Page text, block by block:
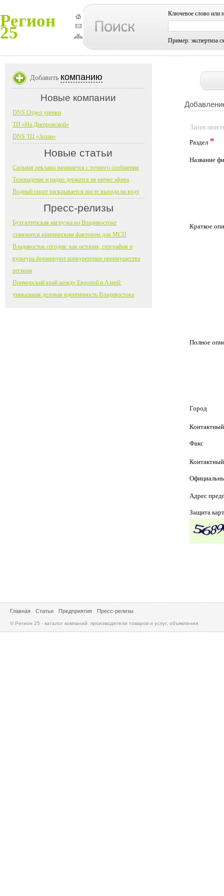
Регион
25
Ключевое слово или
Пример: экспертиза
Раздел *
Название
Краткое
Полное
Город
Факс
Адрес
Защита
Добавить компанию
Новые компании
DNS Отдел уценки
ТП «На Днепровской»
DNS ТЦ «Зозан»
Новые статьи
Сильная реклама начинается с точного сообщения
Телевидение и радио держатся на ритме эфира
Водный спорт раскрывается после выхода на воду
Пресс-релизы
Бухгалтерская нагрузка во Владивостоке
становится критическим фактором для МСП
Владивосток сегодня: как история, география и
культура формируют конкурентные преимущества
региона
Приморский край между Европой и Азией:
уникальная деловая идентичность Владивостока
Главная Статьи Предприятия Пресс-релизы
© Регион 25 - каталог компаний, производители товаров и услуг, объявления